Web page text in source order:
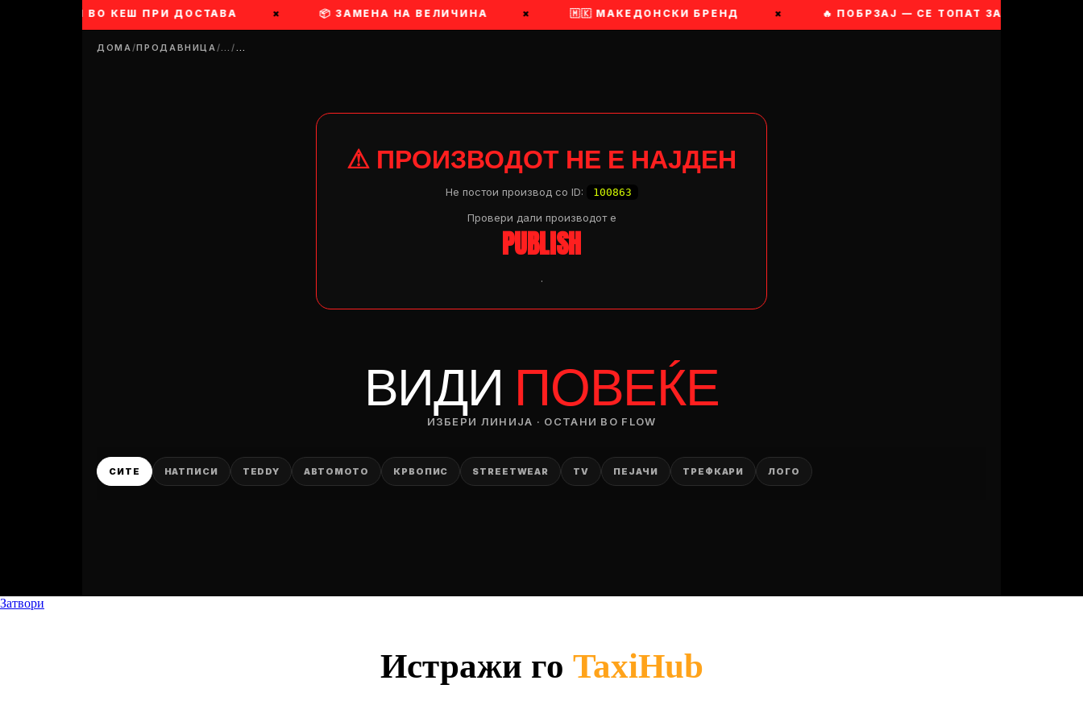
💵 ПЛАТИ ВО КЕШ ПРИ ДОСТАВА × 📦 ЗАМЕНА НА ВЕЛИЧИНА × 🇲🇰 МАКЕДОНСКИ БРЕНД × 🔥 ПОБРЗАЈ — СЕ ТОПАТ ЗАЛИХИТЕ
ДОМА/ПРОДАВНИЦА/…/…
⚠ ПРОИЗВОДОТ НЕ Е НАЈДЕН
Не постои производ со ID: 100863
Провери дали производот e
PUBLISH
.
ВИДИ ПОВЕЌЕ
ИЗБЕРИ ЛИНИЈА · ОСТАНИ ВО FLOW
СИТЕ НАТПИСИ TEDDY АВТОМОТО КРВОПИС STREETWEAR TV ПЕЈАЧИ ТРЕФКАРИ ЛОГО
PRODUCT
— ден
ИЗБЕРИ ОПЦИЈА
ПЛАТИ ПРИ ДОСТАВА ВО КЕШ
Затвори
Истражи го TaxiHub